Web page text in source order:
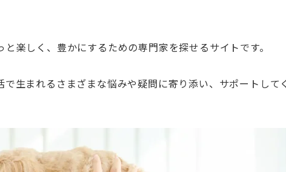
楽しく、豊かにするための専門家を探せるサイトです。
生まれるさまざまな悩みや疑問に寄り添い、サポートし